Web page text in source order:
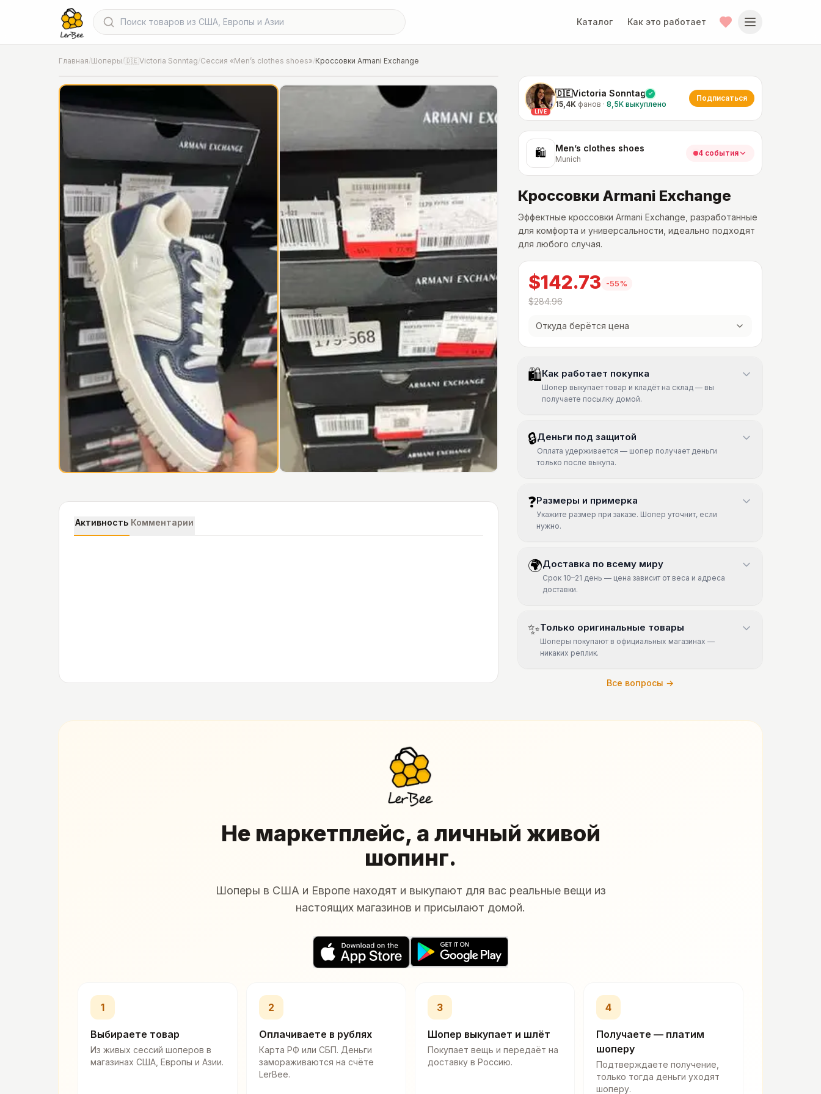
Каталог Как это работает
Главная/Шоперы/🇩🇪Victoria Sonntag/Сессия «Men’s clothes shoes»/Кроссовки Armani Exchange
LIVE
🇩🇪Victoria Sonntag
15,4K фанов · 8,5K выкуплено
Подписаться
🛍 Men’s clothes shoes
Munich
4 события
Кроссовки Armani Exchange
Эффектные кроссовки Armani Exchange, разработанные
для комфорта и универсальности, идеально подходят
для любого случая.
$142.73 -55%
$284.96
Откуда берётся цена
🛍Как работает покупка
Шопер выкупает товар и кладёт на склад — вы
получаете посылку домой.
🔒Деньги под защитой
Оплата удерживается — шопер получает деньги
только после выкупа.
❓Размеры и примерка
Укажите размер при заказе. Шопер уточнит, если
нужно.
🌍Доставка по всему миру
Срок 10–21 день — цена зависит от веса и адреса
доставки.
✨Только оригинальные товары
Шоперы покупают в официальных магазинах —
никаких реплик.
Все вопросы →
Активность Комментарии
Не маркетплейс, а личный живой
шопинг.
Шоперы в США и Европе находят и выкупают для вас реальные вещи из
настоящих магазинов и присылают домой.
1
Выбираете товар
Из живых сессий шоперов в
магазинах США, Европы и Азии.
2
Оплачиваете в рублях
Карта РФ или СБП. Деньги
замораживаются на счёте
LerBee.
3
Шопер выкупает и шлёт
Покупает вещь и передаёт на
доставку в Россию.
4
Получаете — платим
шоперу
Подтверждаете получение,
только тогда деньги уходят
шоперу.